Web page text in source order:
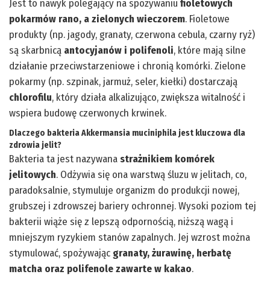
Jest to nawyk polegający na spożywaniu fioletowych
pokarmów rano, a zielonych wieczorem. Fioletowe
produkty (np. jagody, granaty, czerwona cebula, czarny ryż)
są skarbnicą antocyjanów i polifenoli, które mają silne
działanie przeciwstarzeniowe i chronią komórki. Zielone
pokarmy (np. szpinak, jarmuż, seler, kiełki) dostarczają
chlorofilu, który działa alkalizująco, zwiększa witalność i
wspiera budowę czerwonych krwinek.
Dlaczego bakteria Akkermansia muciniphila jest kluczowa dla
zdrowia jelit?
Bakteria ta jest nazywanastrażnikiem komórek
jelitowych. Odżywia się ona warstwą śluzu w jelitach, co,
paradoksalnie, stymuluje organizm do produkcji nowej,
grubszej i zdrowszej bariery ochronnej. Wysoki poziom tej
bakterii wiąże się z lepszą odpornością, niższą wagą i
mniejszym ryzykiem stanów zapalnych. Jej wzrost można
stymulować, spożywając granaty, żurawinę, herbatę
matcha oraz polifenole zawarte w kakao.